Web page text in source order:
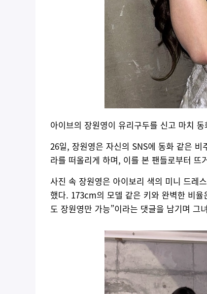
아이브의 장원영이 유리구두를 신고 마치
26일, 장원영은 자신의 SNS에 동화 같은
라를 떠올리게 하며, 이를 본 팬들로부터 뜨
사진 속 장원영은 아이보리 색의 미니 드레
했다. 173cm의 모델 같은 키와 완벽한 비
도 장원영만 가능”이라는 댓글을 남기며 그